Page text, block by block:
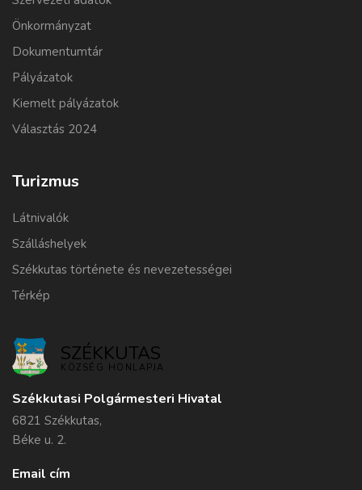
Önkormányzat
Dokumentumtár
Pályázatok
Kiemelt pályázatok
Választás 2024
Turizmus
Látnivalók
Szálláshelyek
Székkutas története és nevezetességei
Térkép
SZÉKKUTAS
KÖZSÉG HONLAPJA
Székkutasi Polgármesteri Hivatal
6821 Székkutas,
Béke u. 2.
Email cím